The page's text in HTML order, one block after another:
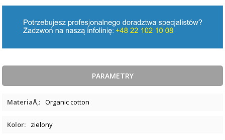
PARAMETRY
MateriaÅ‚: Organic cotton
Kolor: zielony